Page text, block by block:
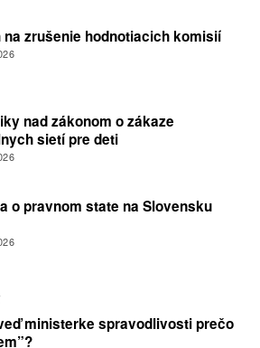
na zrušenie hodnotiacich komisií
nad zákonom o zákaze
sietí pre deti
o pravnom state na Slovensku
ministerke spravodlivosti prečo